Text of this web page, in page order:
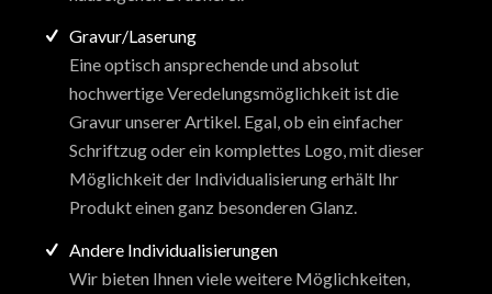
Gravur/Laserung
Eine optisch ansprechende und absolut
hochwertige Veredelungsmöglichkeit ist die
Gravur unserer Artikel. Egal, ob ein einfacher
Schriftzug oder ein komplettes Logo, mit dieser
Möglichkeit der Individualisierung erhält Ihr
Produkt einen ganz besonderen Glanz.
Andere Individualisierungen
Wir bieten Ihnen viele weitere Möglichkeiten,